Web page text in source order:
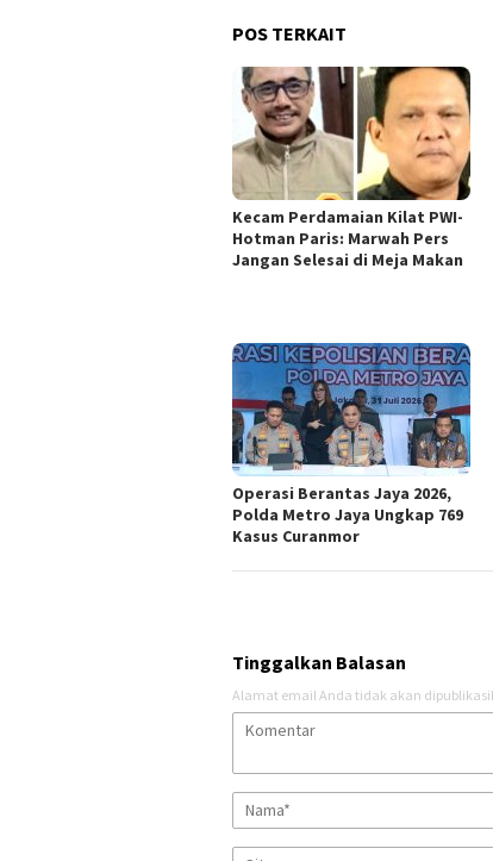
POS TERKAIT
Kecam Perdamaian Kilat PWI-
Hotman Paris: Marwah Pers
Jangan Selesai di Meja Makan
Operasi Berantas Jaya 2026,
Polda Metro Jaya Ungkap 769
Kasus Curanmor
Tinggalkan Balasan
Alamat email Anda tidak akan